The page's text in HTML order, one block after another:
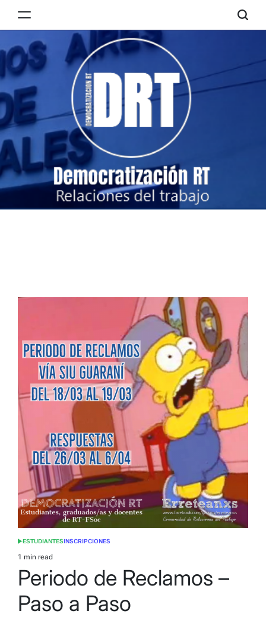
RT
POSTED
IN
ESTUDIANTESINSCRIPCIONES
Estimated
read
time
1 min read
Periodo de Reclamos –
Paso a Paso